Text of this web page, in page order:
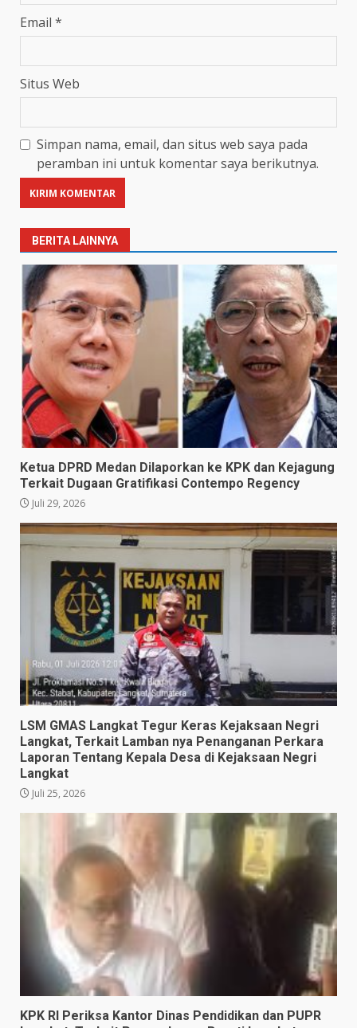
Email *
Situs Web
Simpan nama, email, dan situs web saya pada
peramban ini untuk komentar saya berikutnya.
BERITA LAINNYA
Ketua DPRD Medan Dilaporkan ke KPK dan Kejagung
Terkait Dugaan Gratifikasi Contempo Regency
Juli 29, 2026
LSM GMAS Langkat Tegur Keras Kejaksaan Negri
Langkat, Terkait Lamban nya Penanganan Perkara
Laporan Tentang Kepala Desa di Kejaksaan Negri
Langkat
Juli 25, 2026
KPK RI Periksa Kantor Dinas Pendidikan dan PUPR